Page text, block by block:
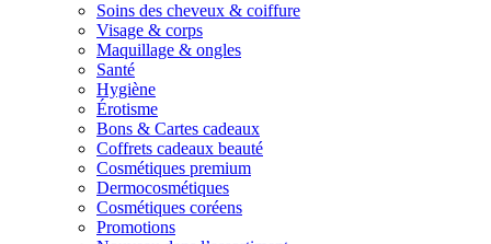
Soins des cheveux & coiffure
Visage & corps
Maquillage & ongles
Santé
Hygiène
Érotisme
Bons & Cartes cadeaux
Coffrets cadeaux beauté
Cosmétiques premium
Dermocosmétiques
Cosmétiques coréens
Promotions